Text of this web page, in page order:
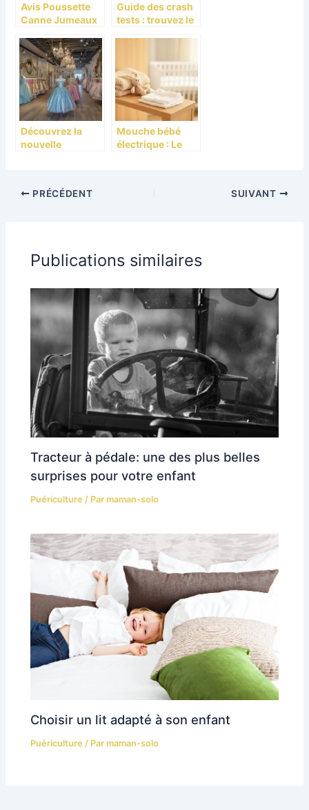
Avis Poussette
Canne Jumeaux
La Solution Ultra-
legere pour
Parents de
Jumeaux
Guide des crash
tests : trouvez le
Découvrez la
nouvelle
déguisements de
Mouche bébé
électrique : Le
PRÉCÉDENT SUIVANT
Publications similaires
Tracteur à pédale: une des plus belles
surprises pour votre enfant
Puériculture / Parmaman-solo
Choisir un lit adapté à son enfant
Puériculture / Parmaman-solo